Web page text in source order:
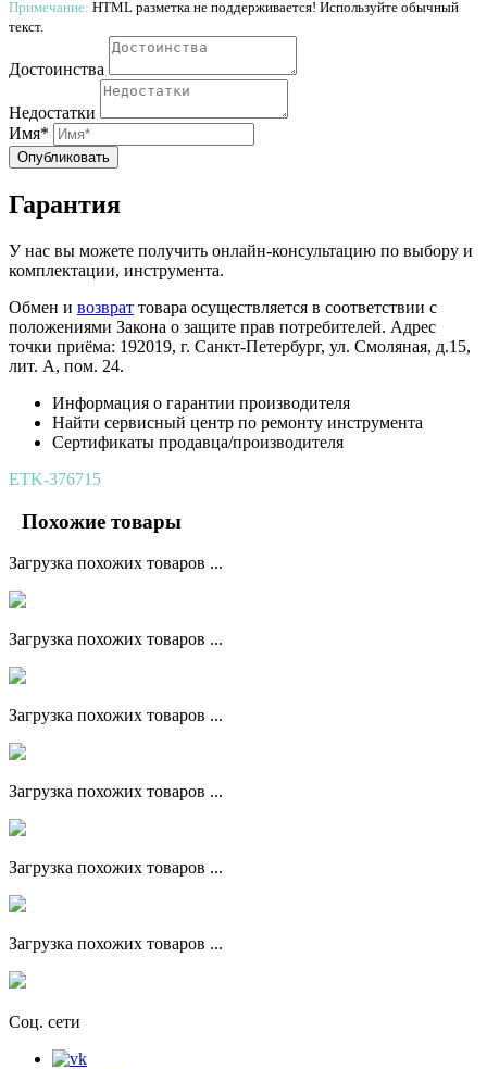
Примечание: HTML разметка не поддерживается! Используйте обычный
текст.
Достоинства
Недостатки
Имя*
Опубликовать
Гарантия
У нас вы можете получить онлайн-консультацию по выбору и
комплектации, инструмента.
Обмен и возврат товара осуществляется в соответствии с
положениями Закона о защите прав потребителей. Адрес
точки приёма: 192019, г. Санкт-Петербург, ул. Смоляная, д.15,
лит. А, пом. 24.
Информация о гарантии производителя
Найти сервисный центр по ремонту инструмента
Сертификаты продавца/производителя
ETK-376715
Похожие товары
Загрузка похожих товаров ...
Загрузка похожих товаров ...
Загрузка похожих товаров ...
Загрузка похожих товаров ...
Загрузка похожих товаров ...
Загрузка похожих товаров ...
Соц. сети